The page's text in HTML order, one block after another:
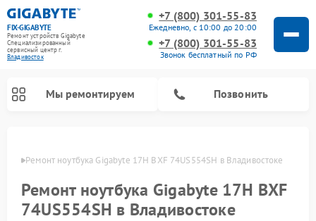
FIX-GIGABYTE
Ремонт устройств Gigabyte
Специализированный
cервисный центр г.
Владивосток
+7 (800) 301-55-83
Ежедневно, с 10:00 до 20:00
+7 (800) 301-55-83
Звонок бесплатный по РФ
Мы ремонтируем Позвонить
Ремонт ноутбука Gigabyte 17H BXF 74US554SH в Владивостоке
Ремонт ноутбука Gigabyte 17H BXF
74US554SH в Владивостоке